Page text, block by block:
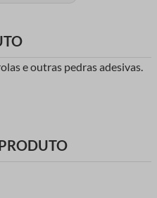
e outras pedras adesivas.